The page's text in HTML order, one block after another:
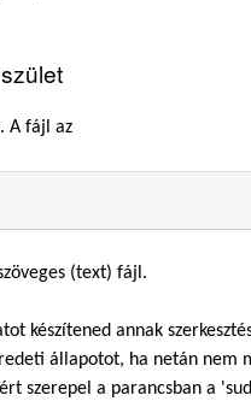
A fájl az
(text) fájl.
készítened annak
állapotot, ha netán
szerepel a parancsban a